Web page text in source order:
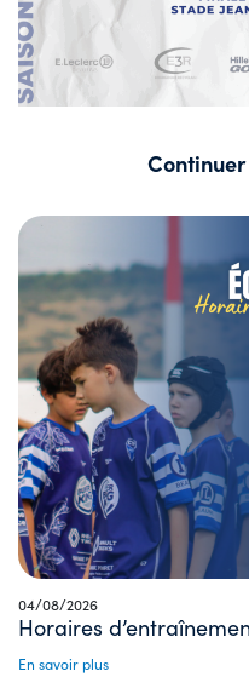
04/08/2026
Horaires
En savoir plus